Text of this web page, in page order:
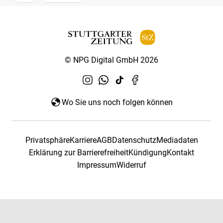
© NPG Digital GmbH 2026
Wo Sie uns noch folgen können
PrivatsphäreKarriereAGBDatenschutzMediadaten
Erklärung zur BarrierefreiheitKündigungKontakt
ImpressumWiderruf